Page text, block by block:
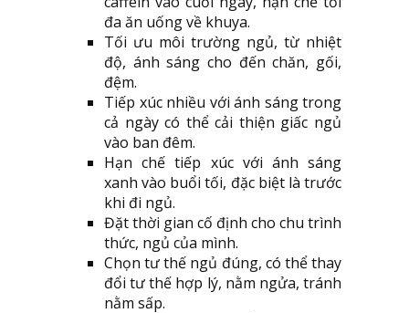
đa ăn uống về khuya.
Tối ưu môi trường ngủ, từ nhiệt
độ, ánh sáng cho đến chăn, gối,
đệm.
Tiếp xúc nhiều với ánh sáng trong
cả ngày có thể cải thiện giấc ngủ
vào ban đêm.
Hạn chế tiếp xúc với ánh sáng
xanh vào buổi tối, đặc biệt là trước
khi đi ngủ.
Đặt thời gian cố định cho chu trình
thức, ngủ của mình.
Chọn tư thế ngủ đúng, có thể thay
đổi tư thế hợp lý, nằm ngửa, tránh
nằm sấp.